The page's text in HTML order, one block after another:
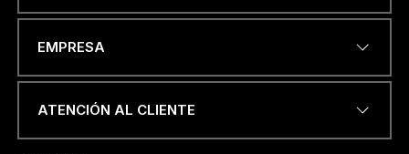
ELECTRÓNICO
*
EMPRESA
ATENCIÓN AL CLIENTE